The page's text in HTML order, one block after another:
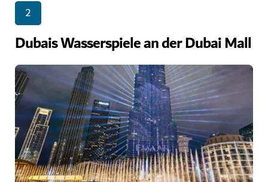
2
Dubais Wasserspiele an der Dubai Mall